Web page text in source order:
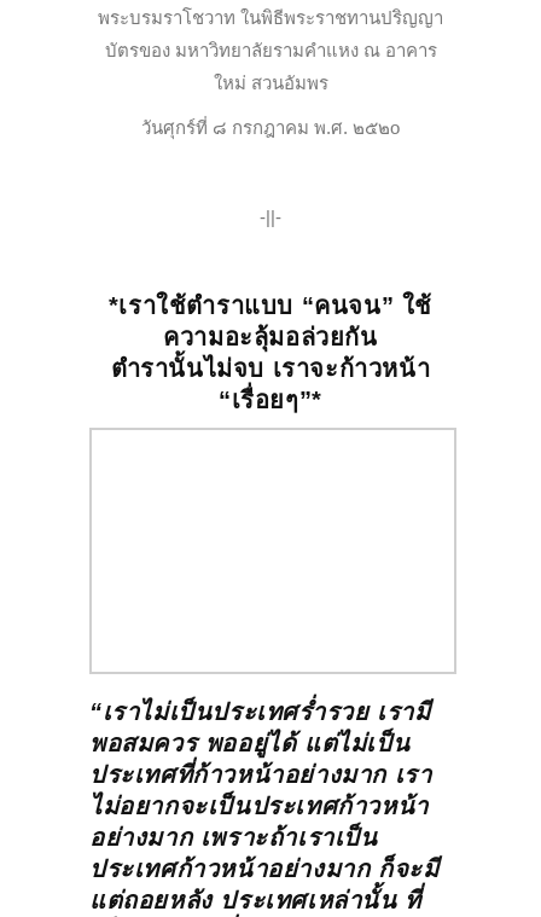
พระบรมราโชวาท ในพิธีพระราชทานปริญญา
บัตรของ มหาวิทยาลัยรามคำแหง ณ อาคาร
ใหม่ สวนอัมพร
วันศุกร์ที่ ๘ กรกฎาคม พ.ศ. ๒๕๒o
-||-
*เราใช้ตำราแบบ “คนจน” ใช้
ความอะลุ้มอล่วยกัน
ตำรานั้นไม่จบ เราจะก้าวหน้า
“เรื่อยๆ”*
“เราไม่เป็นประเทศร่ำรวย เรามี
พอสมควร พออยู่ได้ แต่ไม่เป็น
ประเทศที่ก้าวหน้าอย่างมาก เรา
ไม่อยากจะเป็นประเทศก้าวหน้า
อย่างมาก เพราะถ้าเราเป็น
ประเทศก้าวหน้าอย่างมาก ก็จะมี
แต่ถอยหลัง ประเทศเหล่านั้น ที่